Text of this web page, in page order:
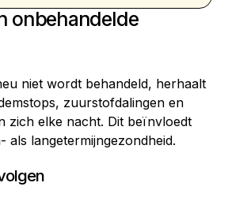
onbehandelde
niet wordt behandeld, herhaalt
zuurstofdalingen en
zich elke nacht. Dit beïnvloedt
als langetermijngezondheid.